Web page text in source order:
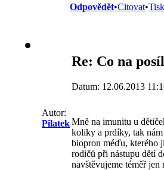
Odpovědět•Citovat•Tisk
Autor:
Pilatek
Re: Co na
Datum: 12.06.2013
Mně na imunitu u
koliky a prdíky, tak
biopron méďu, kterého
rodičů při nástupu dětí
navštěvujeme téměř